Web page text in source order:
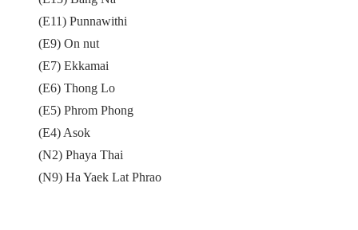
(E11) Punnawithi
(E9) On nut
(E7) Ekkamai
(E6) Thong Lo
(E5) Phrom Phong
(E4) Asok
(N2) Phaya Thai
(N9) Ha Yaek Lat Phrao